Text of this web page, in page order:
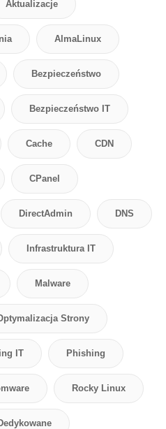
Aktualizacje
AlmaLinux
Bezpieczeństwo
Bezpieczeństwo IT
Cache CDN
CPanel
DirectAdmin DNS
Infrastruktura IT
Malware
Strony
IT Phishing
Rocky Linux